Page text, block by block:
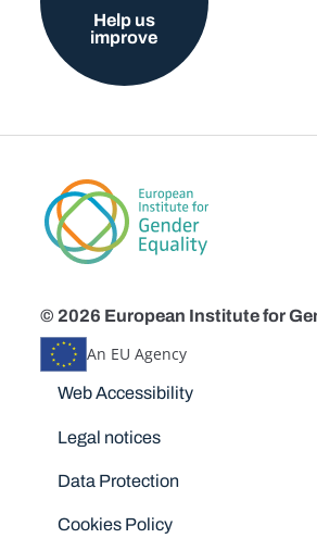
Help us
improve
© 2026 European Institute for
An EU Agency
Disclaimers
Web Accessibility
Legal notices
Data Protection
Cookies Policy